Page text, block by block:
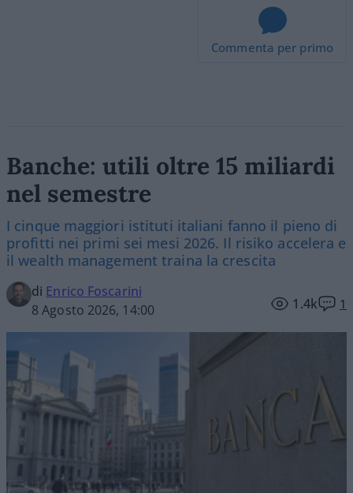
Commenta per primo
Banche: utili oltre 15 miliardi
nel semestre
I cinque maggiori istituti italiani fanno il pieno di
profitti nei primi sei mesi 2026. Il risiko accelera e
il wealth management traina la crescita
di Enrico Foscarini
8 Agosto 2026, 14:00
1.4k 1